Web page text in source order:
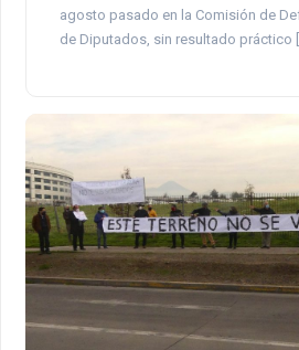
agosto pasado en la Comisión de
de Diputados, sin resultado práctico